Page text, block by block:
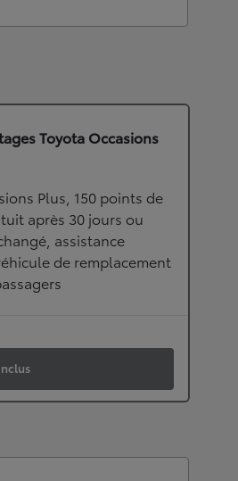
Toyota Occasions
Plus, 150 points de
après 30 jours ou
assistance
de remplacement